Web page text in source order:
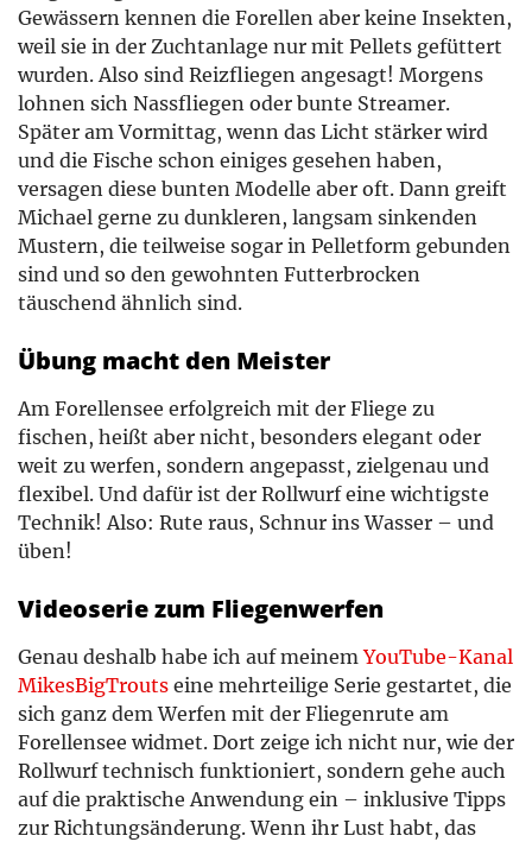
Gewässern kennen die Forellen aber keine Insekten,
weil sie in der Zuchtanlage nur mit Pellets gefüttert
wurden. Also sind Reizfliegen angesagt! Morgens
lohnen sich Nassfliegen oder bunte Streamer.
Später am Vormittag, wenn das Licht stärker wird
und die Fische schon einiges gesehen haben,
versagen diese bunten Modelle aber oft. Dann greift
Michael gerne zu dunkleren, langsam sinkenden
Mustern, die teilweise sogar in Pelletform gebunden
sind und so den gewohnten Futterbrocken
täuschend ähnlich sind.
Übung macht den Meister
Am Forellensee erfolgreich mit der Fliege zu
fischen, heißt aber nicht, besonders elegant oder
weit zu werfen, sondern angepasst, zielgenau und
flexibel. Und dafür ist der Rollwurf eine wichtigste
Technik! Also: Rute raus, Schnur ins Wasser – und
üben!
Videoserie zum Fliegenwerfen
Genau deshalb habe ich auf meinemYouTube-Kanal
MikesBigTrouts eine mehrteilige Serie gestartet, die
sich ganz dem Werfen mit der Fliegenrute am
Forellensee widmet. Dort zeige ich nicht nur, wie der
Rollwurf technisch funktioniert, sondern gehe auch
auf die praktische Anwendung ein – inklusive Tipps
zur Richtungsänderung. Wenn ihr Lust habt, das